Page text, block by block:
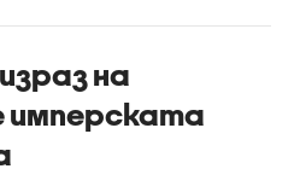
Бургас
на
имперската